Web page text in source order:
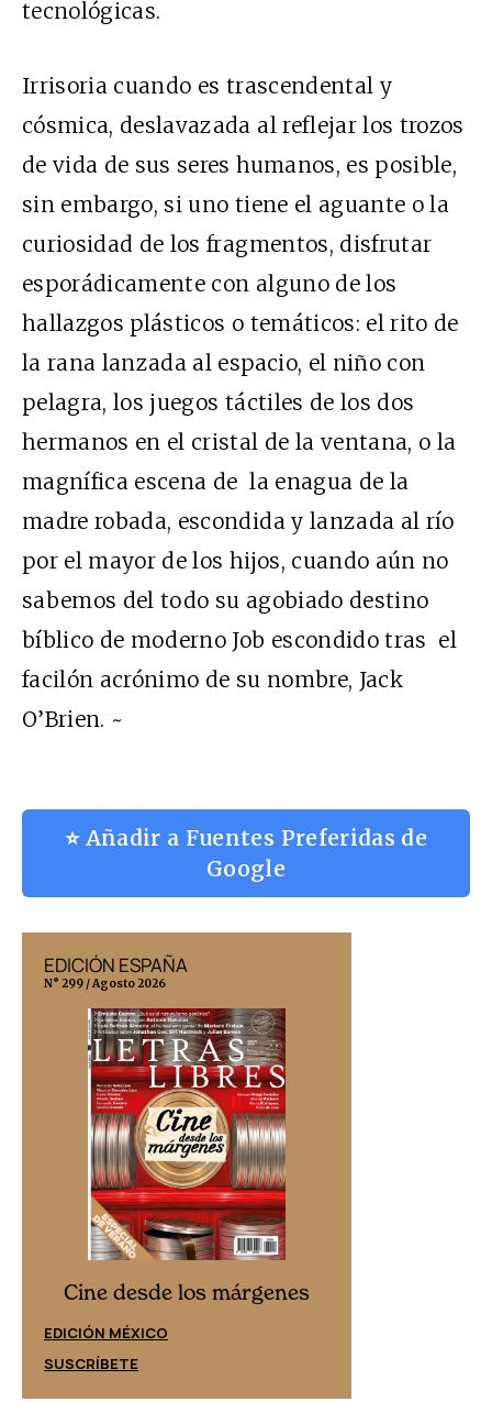
tecnológicas.
Irrisoria cuando es trascendental y
cósmica, deslavazada al reflejar los trozos
de vida de sus seres humanos, es posible,
sin embargo, si uno tiene el aguante o la
curiosidad de los fragmentos, disfrutar
esporádicamente con alguno de los
hallazgos plásticos o temáticos: el rito de
la rana lanzada al espacio, el niño con
pelagra, los juegos táctiles de los dos
hermanos en el cristal de la ventana, o la
magnífica escena de la enagua de la
madre robada, escondida y lanzada al río
por el mayor de los hijos, cuando aún no
sabemos del todo su agobiado destino
bíblico de moderno Job escondido tras el
facilón acrónimo de su nombre, Jack
O’Brien. ~
⭐ Añadir a Fuentes Preferidas de
Google
EDICIÓN ESPAÑA
N° 299 / Agosto 2026
Cine desde los márgenes
EDICIÓN MÉXICO
SUSCRÍBETE